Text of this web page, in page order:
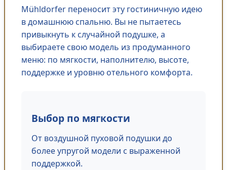
Mühldorfer переносит эту гостиничную идею
в домашнюю спальню. Вы не пытаетесь
привыкнуть к случайной подушке, а
выбираете свою модель из продуманного
меню: по мягкости, наполнителю, высоте,
поддержке и уровню отельного комфорта.
Выбор по мягкости
От воздушной пуховой подушки до
более упругой модели с выраженной
поддержкой.